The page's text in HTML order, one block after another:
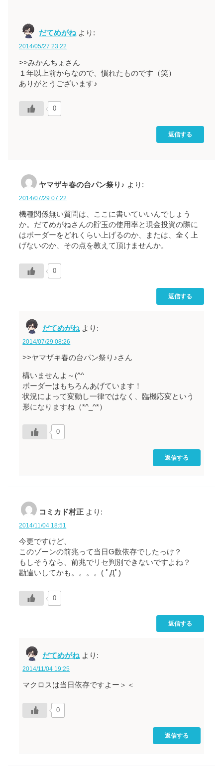
だてめがね より:
2014/05/27 23:22
>>みかんちょさん
１年以上前からなので、慣れたものです（笑）
ありがとうございます♪
0
返信する
ヤマザキ春の台パン祭り♪ より:
2014/07/29 07:22
機種関係無い質問は、ここに書いていいんでしょう
か。だてめがねさんの貯玉の使用率と現金投資の際に
はボーダーをどれくらい上げるのか、または、全く上
げないのか、その点を教えて頂けませんか。
0
返信する
だてめがね より:
2014/07/29 08:26
>>ヤマザキ春の台パン祭り♪さん
構いませんよ～(^^ゞ
ボーダーはもちろんあげています！
状況によって変動し一律ではなく、臨機応変という
形になりますね（*^_^*）
0
返信する
コミカド村正 より:
2014/11/04 18:51
今更ですけど、
このゾーンの前兆って当日G数依存でしたっけ？
もしそうなら、前兆でリセ判別できないですよね？
勘違いしてかも。。。。( ﾟДﾟ)
0
返信する
だてめがね より:
2014/11/04 19:25
マクロスは当日依存ですよー＞＜
0
返信する